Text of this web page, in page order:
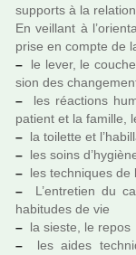
sup­ports à la rela­tion
En veillant à
prise en compte de
– le lever, le
sion des
– les réac­tions
patient et la famille,
– la toi­lette et
– les soins
– les tech­ni­ques de
– L’entre­tien du
habi­tu­des de vie
– la sieste, le repos
– les aides